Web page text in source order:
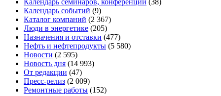
Календарь событий (9)
Каталог компаний (2 367)
Люди в энергетике (205)
Назначения и отставки (477)
Нефть и нефтепродукты (5 580)
Новости (2 595)
Новость дня (14 993)
От редакции (47)
Пресс-релиз (2 009)
Ремонтные работы (152)